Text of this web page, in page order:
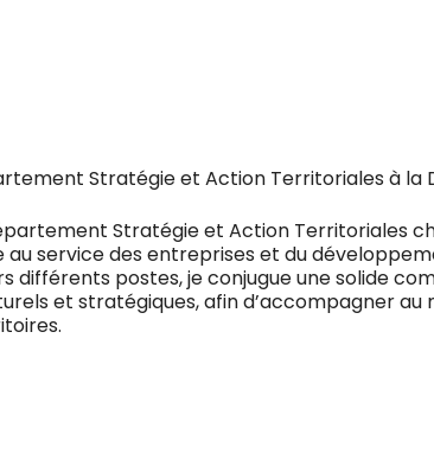
Stratégie et Action Territoriales à
Stratégie et Action Territoriales
au service des entreprises et du
différents postes, je conjugue une solide
et stratégiques, afin d’accompagner